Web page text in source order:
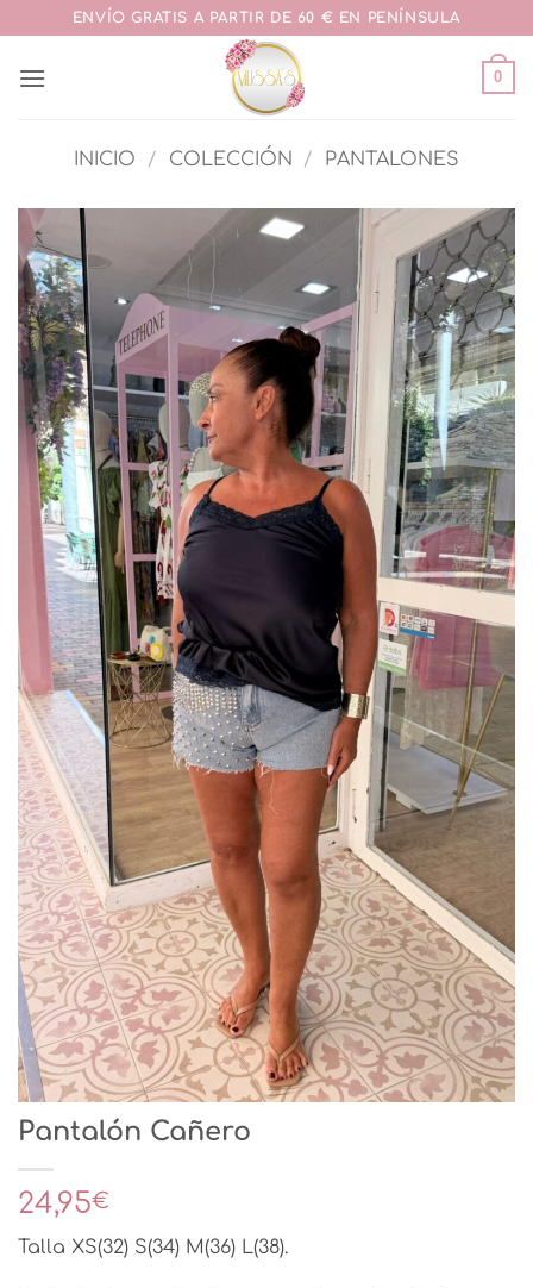
al
contenido
ENVÍO GRATIS A PARTIR DE 60 € EN PENÍNSULA
0
INICIO / COLECCIÓN / PANTALONES
Pantalón Cañero
24,95€
Talla XS(32) S(34) M(36) L(38).